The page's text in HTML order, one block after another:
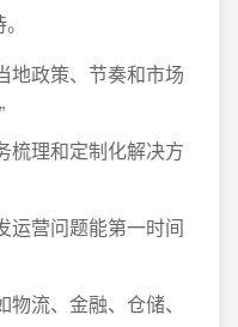
地政策、节奏和市场
梳理和定制化解决方
运营问题能第一时间
流、金融、仓储、